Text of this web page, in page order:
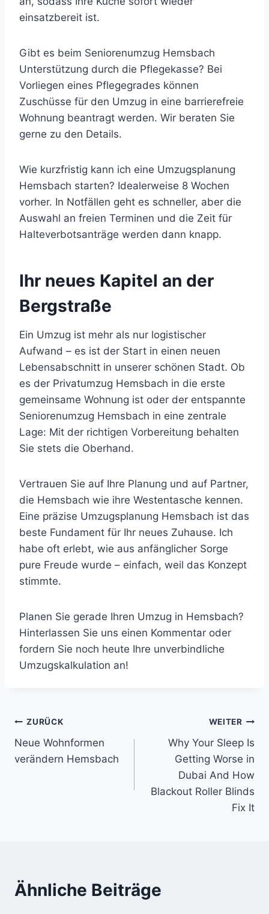
einsatzbereit ist.
Gibt es beim Seniorenumzug Hemsbach
Unterstützung durch die Pflegekasse? Bei
Vorliegen eines Pflegegrades können
Zuschüsse für den Umzug in eine barrierefreie
Wohnung beantragt werden. Wir beraten Sie
gerne zu den Details.
Wie kurzfristig kann ich eine Umzugsplanung
Hemsbach starten? Idealerweise 8 Wochen
vorher. In Notfällen geht es schneller, aber die
Auswahl an freien Terminen und die Zeit für
Halteverbotsanträge werden dann knapp.
Ihr neues Kapitel an der
Bergstraße
Ein Umzug ist mehr als nur logistischer
Aufwand – es ist der Start in einen neuen
Lebensabschnitt in unserer schönen Stadt. Ob
es der Privatumzug Hemsbach in die erste
gemeinsame Wohnung ist oder der entspannte
Seniorenumzug Hemsbach in eine zentrale
Lage: Mit der richtigen Vorbereitung behalten
Sie stets die Oberhand.
Vertrauen Sie auf Ihre Planung und auf Partner,
die Hemsbach wie ihre Westentasche kennen.
Eine präzise Umzugsplanung Hemsbach ist das
beste Fundament für Ihr neues Zuhause. Ich
habe oft erlebt, wie aus anfänglicher Sorge
pure Freude wurde – einfach, weil das Konzept
stimmte.
Planen Sie gerade Ihren Umzug in Hemsbach?
Hinterlassen Sie uns einen Kommentar oder
fordern Sie noch heute Ihre unverbindliche
Umzugskalkulation an!
Beitragsnavigation
ZURÜCK
Neue Wohnformen
verändern Hemsbach
WEITER
Why Your Sleep Is
Getting Worse in
Dubai And How
Blackout Roller Blinds
Fix It
Ähnliche Beiträge